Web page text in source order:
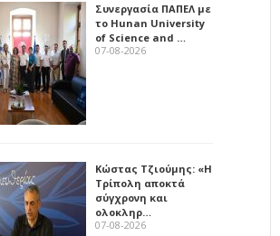
Συνεργασία ΠΑΠΕΛ με
το Hunan University
of Science and …
07-08-2026
Κώστας Τζιούμης: «Η
Τρίπολη αποκτά
σύγχρονη και
ολοκληρ…
07-08-2026